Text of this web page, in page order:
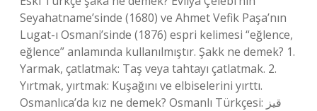
Seyahatname’sinde (1680) ve Ahmet Vefik Paşa’nın
Lugat-ı Osmani’sinde (1876) espri kelimesi “eğlence,
eğlence” anlamında kullanılmıştır. Şakk ne demek? 1.
Yarmak, çatlatmak: Taş veya tahtayı çatlatmak. 2.
Yırtmak, yırtmak: Kuşağını ve elbiselerini yırttı.
Osmanlıca’da kız ne demek? Osmanlı Türkçesi: قیز‎